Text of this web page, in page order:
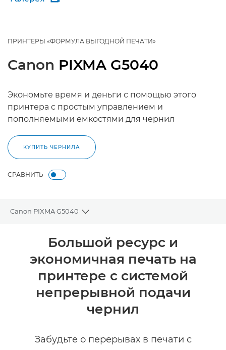
ПРИНТЕРЫ «ФОРМУЛА ВЫГОДНОЙ ПЕЧАТИ»
Canon PIXMA G5040
Экономьте время и деньги с помощью этого
принтера с простым управлением и
пополняемыми емкостями для чернил
КУПИТЬ ЧЕРНИЛА
СРАВНИТЬ
Canon PIXMA G5040
Toggle breadcrumbs
Общая информация
Технические характеристики
Большой ресурс и
экономичная печать на
принтере с системой
непрерывной подачи
чернил
Забудьте о перерывах в печати с